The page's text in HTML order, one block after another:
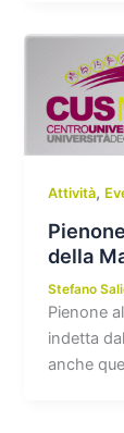
Attività,
della
Stefano
Pienone
indetta
anche